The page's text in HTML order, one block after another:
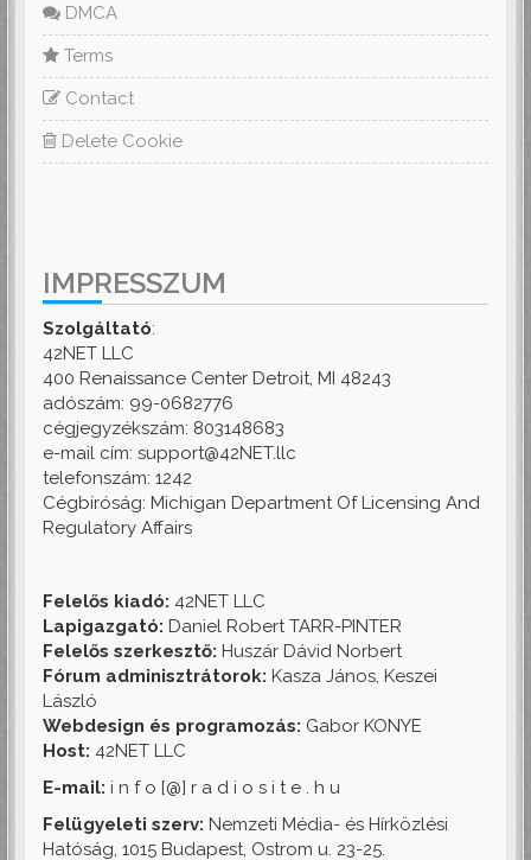
DMCA
Terms
Contact
Delete Cookie
IMPRESSZUM
Szolgáltató:
42NET LLC
400 Renaissance Center Detroit, MI 48243
adószám: 99-0682776
cégjegyzékszám: 803148683
e-mail cím: support@42NET.llc
telefonszám: 1242
Cégbíróság: Michigan Department Of Licensing And
Regulatory Affairs
Felelős kiadó: 42NET LLC
Lapigazgató: Daniel Robert TARR-PINTER
Felelős szerkesztő: Huszár Dávid Norbert
Fórum adminisztrátorok: Kasza János, Keszei
László
Webdesign és programozás: Gabor KONYE
Host: 42NET LLC
E-mail: i n f o [@] r a d i o s i t e . h u
Felügyeleti szerv: Nemzeti Média- és Hírközlési
Hatóság, 1015 Budapest, Ostrom u. 23-25.